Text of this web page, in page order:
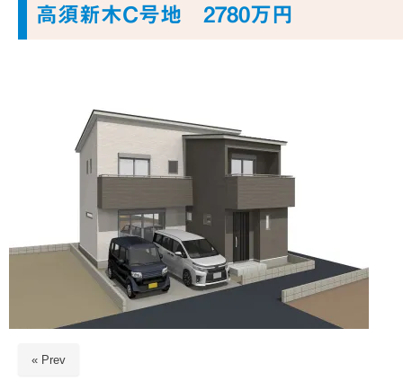
高須新木C号地 2780万円
« Prev